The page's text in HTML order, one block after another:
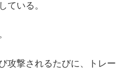
ている。
攻撃されるたびに、トレー